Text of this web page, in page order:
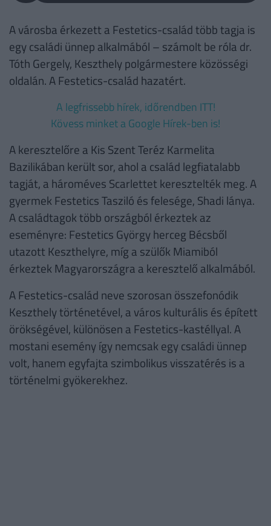
A városba érkezett a Festetics-család több tagja is
egy családi ünnep alkalmából – számolt be róla dr.
Tóth Gergely, Keszthely polgármestere közösségi
oldalán. A Festetics-család hazatért.
A legfrissebb hírek, időrendben ITT!
Kövess minket a Google Hírek-ben is!
A keresztelőre a Kis Szent Teréz Karmelita
Bazilikában került sor, ahol a család legfiatalabb
tagját, a hároméves Scarlettet keresztelték meg. A
gyermek Festetics Tasziló és felesége, Shadi lánya.
A családtagok több országból érkeztek az
eseményre: Festetics György herceg Bécsből
utazott Keszthelyre, míg a szülők Miamiból
érkeztek Magyarországra a keresztelő alkalmából.
A Festetics-család neve szorosan összefonódik
Keszthely történetével, a város kulturális és épített
örökségével, különösen a Festetics-kastéllyal. A
mostani esemény így nemcsak egy családi ünnep
volt, hanem egyfajta szimbolikus visszatérés is a
történelmi gyökerekhez.